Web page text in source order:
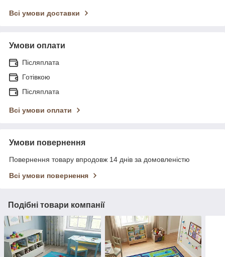
Всі умови доставки
Умови оплати
Післяплата
Готівкою
Післяплата
Всі умови оплати
Умови повернення
Повернення товару впродовж 14 днів за домовленістю
Всі умови повернення
Подібні товари компанії